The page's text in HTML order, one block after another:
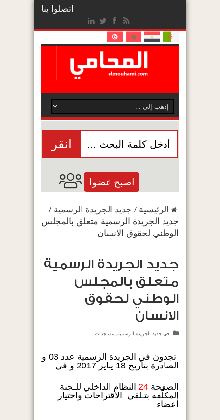
اتصلوا بنا
انقر
اصبح عضوا
الرئيسية / جديد الجريدة الرسمية /
جديد الجريدة الرسمية متعلق بالمجلس
الوطني لحقوق الانسان
جديد الجريدة الرسمية
متعلق بالمجلس
الوطني لحقوق
الانسان
في جديد الجريدة الرسمية, مستجدات
تجدون في الجريدة الرسمية عدد 03 و
الصادرة بتاريخ 18 يناير 2017 و في
الصفحة
النظام الداخلي للـجنة
المكلّفة بتـلقي الاقتراحات واختيار
أعضاء